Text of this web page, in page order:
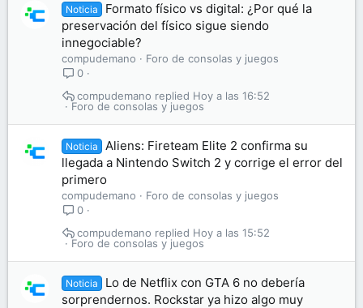
Noticia
Formato físico vs digital: ¿Por qué la
preservación del físico sigue siendo
innegociable?
compudemano
Foro de consolas y juegos
0
Foro de consolas y juegos
Hoy a las 16:52
compudemano
Noticia
Aliens: Fireteam Elite 2 confirma su
llegada a Nintendo Switch 2 y corrige el error del
primero
compudemano
Foro de consolas y juegos
0
Foro de consolas y juegos
Hoy a las 15:52
compudemano
Noticia
Lo de Netflix con GTA 6 no debería
sorprendernos. Rockstar ya hizo algo muy